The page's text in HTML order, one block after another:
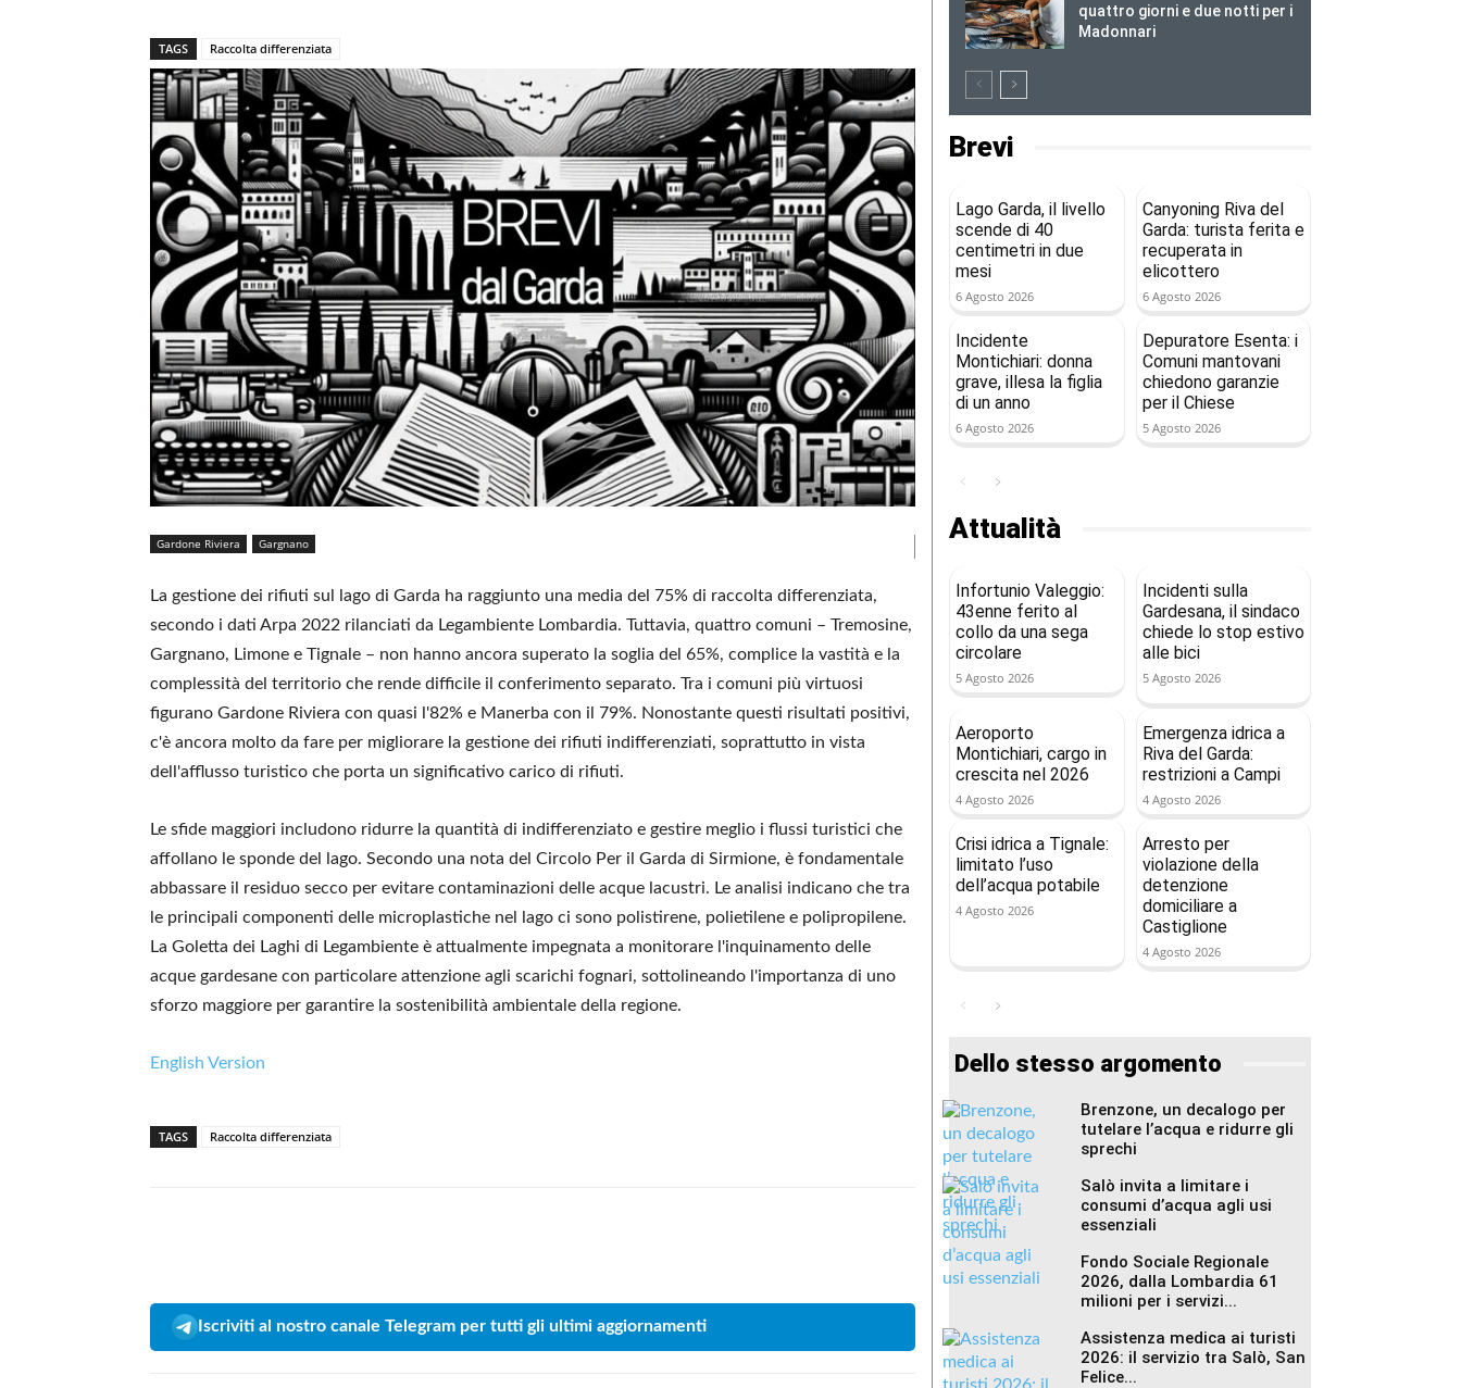
TAGS Raccolta differenziata
Gardone Riviera Gargnano
La gestione dei rifiuti sul lago di Garda ha raggiunto una media del 75% di raccolta differenziata,
secondo i dati Arpa 2022 rilanciati da Legambiente Lombardia. Tuttavia, quattro comuni – Tremosine,
Gargnano, Limone e Tignale – non hanno ancora superato la soglia del 65%, complice la vastità e la
complessità del territorio che rende difficile il conferimento separato. Tra i comuni più virtuosi
figurano Gardone Riviera con quasi l'82% e Manerba con il 79%. Nonostante questi risultati positivi,
c'è ancora molto da fare per migliorare la gestione dei rifiuti indifferenziati, soprattutto in vista
dell'afflusso turistico che porta un significativo carico di rifiuti.
Le sfide maggiori includono ridurre la quantità di indifferenziato e gestire meglio i flussi turistici che
affollano le sponde del lago. Secondo una nota del Circolo Per il Garda di Sirmione, è fondamentale
abbassare il residuo secco per evitare contaminazioni delle acque lacustri. Le analisi indicano che tra
le principali componenti delle microplastiche nel lago ci sono polistirene, polietilene e polipropilene.
La Goletta dei Laghi di Legambiente è attualmente impegnata a monitorare l'inquinamento delle
acque gardesane con particolare attenzione agli scarichi fognari, sottolineando l'importanza di uno
sforzo maggiore per garantire la sostenibilità ambientale della regione.
English Version
TAGS Raccolta differenziata
Iscriviti al nostro canale Telegram per tutti gli ultimi aggiornamenti
quattro giorni e due notti per i
Madonnari
Brevi
Lago Garda, il livello
scende di 40
centimetri in due
mesi
6 Agosto 2026
Canyoning Riva del
Garda: turista ferita e
recuperata in
elicottero
6 Agosto 2026
Incidente
Montichiari: donna
grave, illesa la figlia
di un anno
6 Agosto 2026
Depuratore Esenta: i
Comuni mantovani
chiedono garanzie
per il Chiese
5 Agosto 2026
Attualità
Infortunio Valeggio:
43enne ferito al
collo da una sega
circolare
5 Agosto 2026
Incidenti sulla
Gardesana, il sindaco
chiede lo stop estivo
alle bici
5 Agosto 2026
Aeroporto
Montichiari, cargo in
crescita nel 2026
4 Agosto 2026
Emergenza idrica a
Riva del Garda:
restrizioni a Campi
4 Agosto 2026
Crisi idrica a Tignale:
limitato l’uso
dell’acqua potabile
4 Agosto 2026
Arresto per
violazione della
detenzione
domiciliare a
Castiglione
4 Agosto 2026
Dello stesso argomento
Brenzone, un decalogo per
tutelare l’acqua e ridurre gli
sprechi
Salò invita a limitare i
consumi d’acqua agli usi
essenziali
Fondo Sociale Regionale
2026, dalla Lombardia 61
milioni per i servizi...
Assistenza medica ai turisti
2026: il servizio tra Salò, San
Felice...